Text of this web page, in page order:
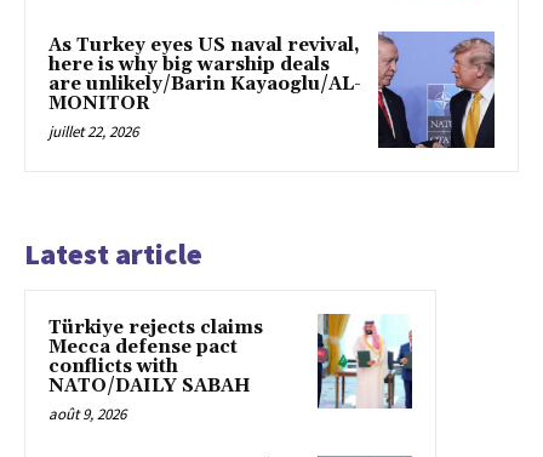
As Turkey eyes US naval revival,
here is why big warship deals
are unlikely/Barin Kayaoglu/AL-
MONITOR
juillet 22, 2026
Latest article
Türkiye rejects claims
Mecca defense pact
conflicts with
NATO/DAILY SABAH
août 9, 2026